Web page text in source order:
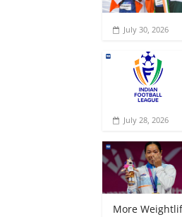
July 30, 2026
July 28, 2026
More